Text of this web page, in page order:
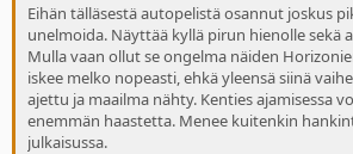
Eihän tälläsestä autopelistä osannut joskus
unelmoida. Näyttää kyllä pirun hienolle sekä
Mulla vaan ollut se ongelma näiden
iskee melko nopeasti, ehkä yleensä siinä
ajettu ja maailma nähty. Kenties ajamisessa
enemmän haastetta. Menee kuitenkin
julkaisussa.